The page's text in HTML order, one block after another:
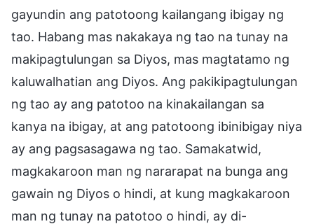
gayundin ang patotoong kailangang ibigay ng
tao. Habang mas nakakaya ng tao na tunay na
makipagtulungan sa Diyos, mas magtatamo ng
kaluwalhatian ang Diyos. Ang pakikipagtulungan
ng tao ay ang patotoo na kinakailangan sa
kanya na ibigay, at ang patotoong ibinibigay niya
ay ang pagsasagawa ng tao. Samakatwid,
magkakaroon man ng nararapat na bunga ang
gawain ng Diyos o hindi, at kung magkakaroon
man ng tunay na patotoo o hindi, ay di-